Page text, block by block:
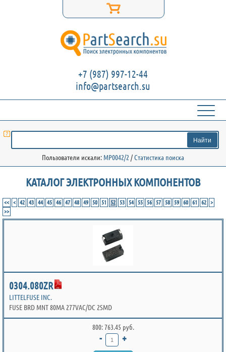
+7 (987) 997-12-44
info@partsearch.su
Пользователи искали: MP0042/2 /Статистика поиска
КАТАЛОГ ЭЛЕКТРОННЫХ КОМПОНЕНТОВ
<< < 42 43 44 45 46 47 48 49 50 51 52 53 54 55 56 57 58 59 60 61 62
>
>>
0304.080ZR
LITTELFUSE INC.
FUSE BRD MNT 80MA 277VAC/DC 2SMD
800: 763.45 руб.
- +